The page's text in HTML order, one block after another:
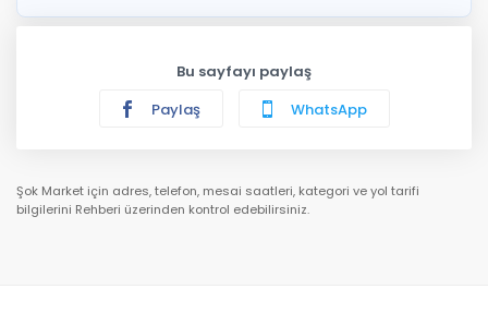
Bu sayfayı paylaş
Paylaş
WhatsApp
Şok Market için adres, telefon, mesai saatleri, kategori ve yol tarifi
bilgilerini Rehberi üzerinden kontrol edebilirsiniz.